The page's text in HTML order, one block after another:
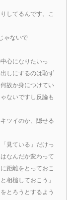
してるんです。こ
ゃないで
心になりたいっ
しにするのは恥ず
故か身につけてい
ないですし反論も
ツイのか、隠せる
見ている」だけっ
なんだか変わって
距離をとっておこ
相槌しておこう」
とろうとするよう